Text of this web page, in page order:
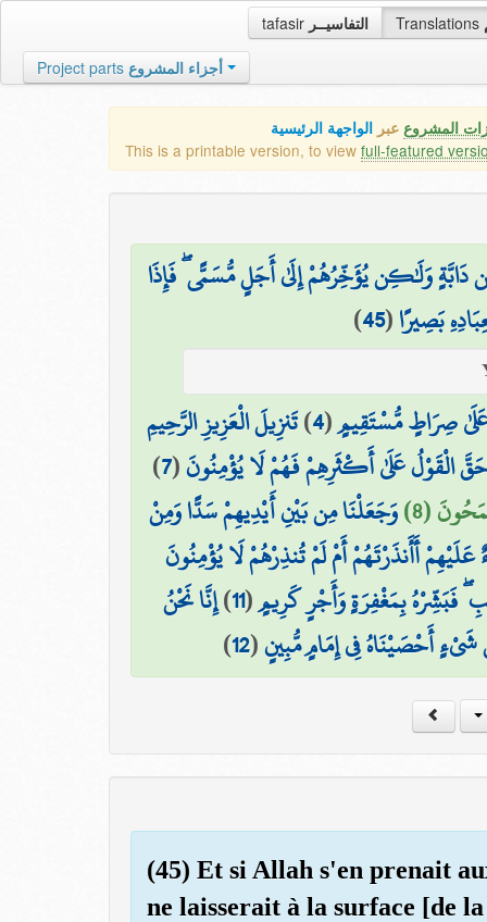
tafasir التفاسيــر Translations
Project parts أجزاء المشروع
المشروع عبر الواجهة الرئيسية
This is a printable version, to view full-featured
دَابَّةٍ وَلَٰكِن يُؤَخِّرُهُمْ إِلَىٰ أَجَلٍ مُّسَمًّى ۖ فَإِذَا
بَصِيرًا(
45
)
صِرَاطٍ مُّسْتَقِيمٍ(
4
)تَنزِيلَ الْعَزِيزِ الرَّحِيمِ
الْقَوْلُ عَلَىٰ أَكْثَرِهِمْ فَهُمْ لَا يُؤْمِنُونَ(
7
)
(8) وَجَعَلْنَا مِن بَيْنِ أَيْدِيهِمْ سَدًّا وَمِنْ
عَلَيْهِمْ أَأَنذَرْتَهُمْ أَمْ لَمْ تُنذِرْهُمْ لَا يُؤْمِنُونَ
فَبَشِّرْهُ بِمَغْفِرَةٍ وَأَجْرٍ كَرِيمٍ(
11
)إِنَّا نَحْنُ
أَحْصَيْنَاهُ فِي إِمَامٍ مُّبِينٍ(
12
)
(45) Et si Allah s'en prenait
ne laisserait à la surface [de